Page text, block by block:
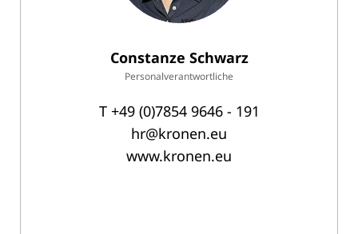
Constanze Schwarz
Personalverantwortliche
T +49 (0)7854 9646 - 191
hr@kronen.eu
www.kronen.eu